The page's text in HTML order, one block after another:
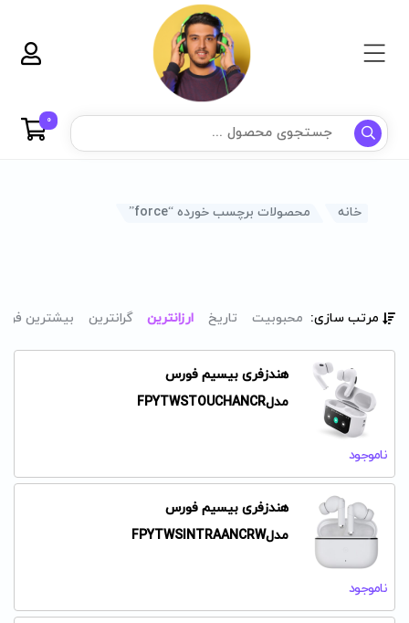
0
خانه محصولات برچسب خورده “force”
مرتب سازی: محبوبیت تاریخ ارزانترین گرانترین بیشترین
هندزفری بیسیم فورس
مدلFPYTWSTOUCHANCR
ناموجود
هندزفری بیسیم فورس
مدلFPYTWSINTRAANCRW
ناموجود